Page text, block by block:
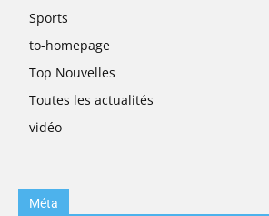
Sports
to-homepage
Top Nouvelles
Toutes les actualités
vidéo
Méta